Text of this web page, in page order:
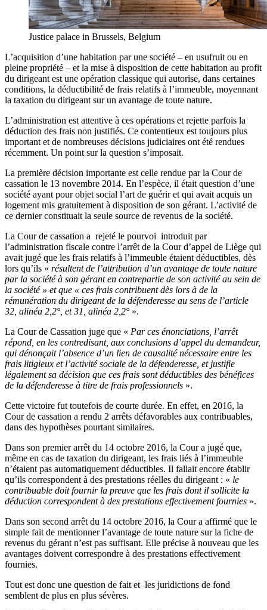
Justice palace in Brussels, Belgium
L’acquisition d’une habitation par une société – en usufruit ou en
pleine propriété – et la mise à disposition de cette habitation au profit
du dirigeant est une opération classique qui autorise, dans certaines
conditions, la déductibilité de frais relatifs à l’immeuble, moyennant
la taxation du dirigeant sur un avantage de toute nature.
L’administration est attentive à ces opérations et rejette parfois la
déduction des frais non justifiés. Ce contentieux est toujours plus
important et de nombreuses décisions judiciaires ont été rendues
récemment. Un point sur la question s’imposait.
La première décision importante est celle rendue par la Cour de
cassation le 13 novembre 2014. En l’espèce, il était question d’une
société ayant pour objet social l’art de guérir et qui avait acquis un
logement mis gratuitement à disposition de son gérant. L’activité de
ce dernier constituait la seule source de revenus de la société.
La Cour de cassation a rejeté le pourvoi introduit par
l’administration fiscale contre l’arrêt de la Cour d’appel de Liège qui
avait jugé que les frais relatifs à l’immeuble étaient déductibles, dès
lors qu’ils « résultent de l’attribution d’un avantage de toute nature
par la société à son gérant en contrepartie de son activité au sein de
la société » et que « ces frais contribuent dès lors à de la
rémunération du dirigeant de la défenderesse au sens de l’article
32, alinéa 2,2°, et 31, alinéa 2,2°».
La Cour de Cassation juge que « Par ces énonciations, l’arrêt
répond, en les contredisant, aux conclusions d’appel du demandeur,
qui dénonçait l’absence d’un lien de causalité nécessaire entre les
frais litigieux et l’activité sociale de la défenderesse, et justifie
légalement sa décision que ces frais sont déductibles des bénéfices
de la défenderesse à titre de frais professionnels ».
Cette victoire fut toutefois de courte durée. En effet, en 2016, la
Cour de cassation a rendu 2 arrêts défavorables aux contribuables,
dans des hypothèses pourtant similaires.
Dans son premier arrêt du 14 octobre 2016, la Cour a jugé que,
même en cas de taxation du dirigeant, les frais liés à l’immeuble
n’étaient pas automatiquement déductibles. Il fallait encore établir
qu’ils correspondent à des prestations réelles du dirigeant : « le
contribuable doit fournir la preuve que les frais dont il sollicite la
déduction correspondent à des prestations effectivement fournies ».
Dans son second arrêt du 14 octobre 2016, la Cour a affirmé que le
simple fait de mentionner l’avantage de toute nature sur la fiche de
revenus du gérant n’est pas suffisant. Elle précise à nouveau que les
avantages doivent correspondre à des prestations effectivement
fournies.
Tout est donc une question de fait et les juridictions de fond
semblent de plus en plus sévères.